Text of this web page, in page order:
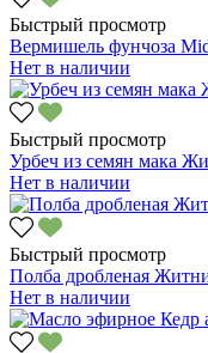
Быстрый просмотр
Вермишель фунчоза
Нет в наличии
Быстрый просмотр
Урбеч из семян мака
Нет в наличии
Быстрый просмотр
Полба дробленая
Нет в наличии